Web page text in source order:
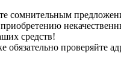
сомнительным
средств!
обязательно проверяйте